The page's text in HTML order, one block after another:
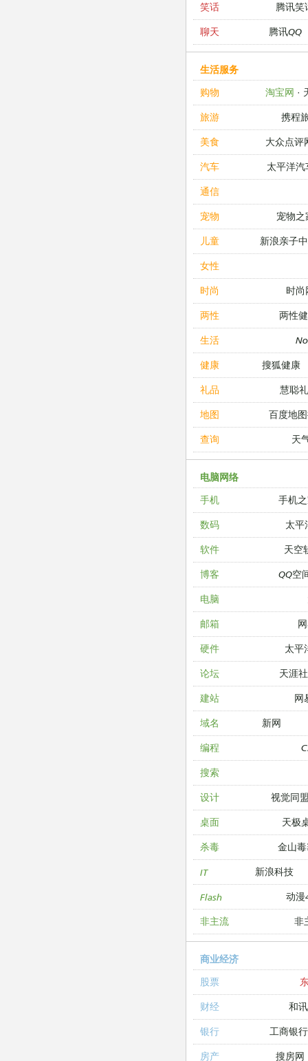
笑话 腾讯笑
聊天 腾讯QQ
生活服务
购物
淘宝网 ·
旅游 携程
美食 大众点评
汽车 太平洋汽
通信
宠物 宠物之
儿童 新浪亲子
女性
时尚 时尚
两性 两性
生活
健康 搜狐健康
礼品 慧聪
地图 百度地
查询 天
电脑网络
手机
手机
数码 太平
软件 天空
博客 QQ空
电脑
邮箱
硬件 太平
论坛 天涯
建站 网
域名 新网
编程
搜索
设计 视觉同
桌面 天极
杀毒 金山
IT 新浪科技
Flash 动漫
非主流 非
商业经济
股票
财经 和
银行 工商银行
房产 搜房网